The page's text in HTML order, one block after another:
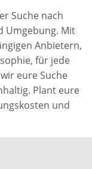
Suche nach
Umgebung. Mit
Anbietern,
für jede
eure Suche
Plant eure
und